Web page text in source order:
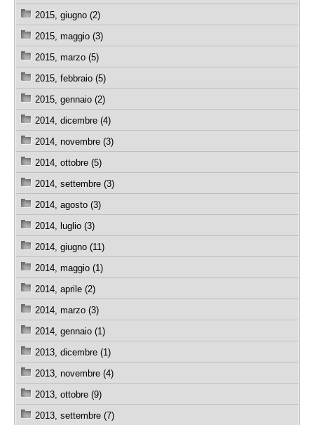
2015, giugno (2)
2015, maggio (3)
2015, marzo (5)
2015, febbraio (5)
2015, gennaio (2)
2014, dicembre (4)
2014, novembre (3)
2014, ottobre (5)
2014, settembre (3)
2014, agosto (3)
2014, luglio (3)
2014, giugno (11)
2014, maggio (1)
2014, aprile (2)
2014, marzo (3)
2014, gennaio (1)
2013, dicembre (1)
2013, novembre (4)
2013, ottobre (9)
2013, settembre (7)